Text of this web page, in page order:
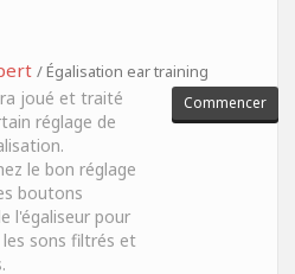
/ Égalisation ear training
joué et traité
réglage de
le bon réglage
boutons
l'égaliseur pour
sons filtrés et
Commencer